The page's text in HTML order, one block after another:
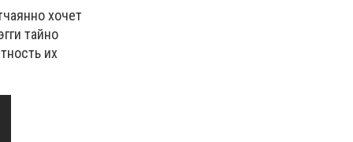
хочет
тайно
их